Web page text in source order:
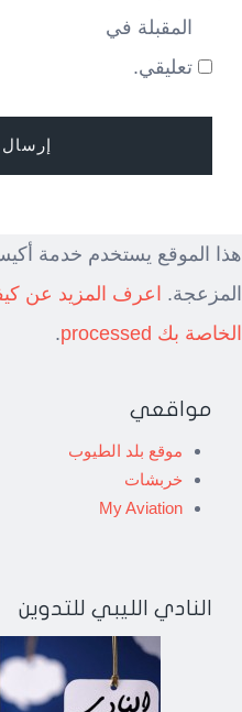
المقبلة في
تعليقي.
هذا الموقع يستخدم خدمة
المزعجة. اعرف المزيد عن
الخاصة بك processed
.
مواقعي
موقع بلد الطيوب
خربشات
My Aviation
النادي الليبي للتدوين